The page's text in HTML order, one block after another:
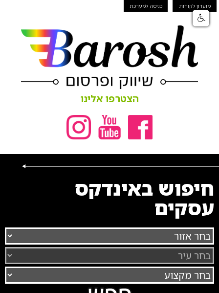
מועדון לקוחות כניסה למערכת
הצטרפו אלינו
חיפוש באינדקס
עסקים